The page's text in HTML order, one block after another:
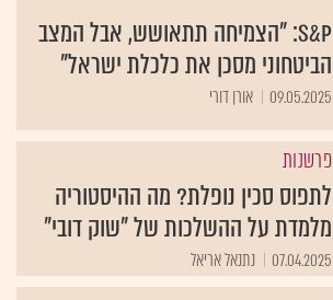
S&P: "הצמיחה תתאושש, אבל המצב
הביטחוני מסכן את כלכלת ישראל"
09.05.2025 אורן דורי
פרשנות
לתפוס סכין נופלת? מה ההיסטוריה
מלמדת על ההשלכות של "שוק דובי"
07.04.2025 נתנאל אריאל